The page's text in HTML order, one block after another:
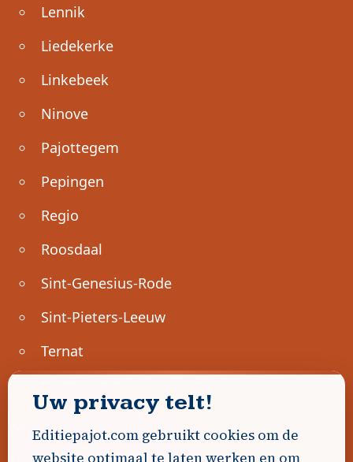
Lennik
Liedekerke
Linkebeek
Ninove
Pajottegem
Pepingen
Regio
Roosdaal
Sint-Genesius-Rode
Sint-Pieters-Leeuw
Ternat
Geen advertenties gevonden.
Uw privacy telt!
Editiepajot.com gebruikt cookies om de
website optimaal te laten werken en om